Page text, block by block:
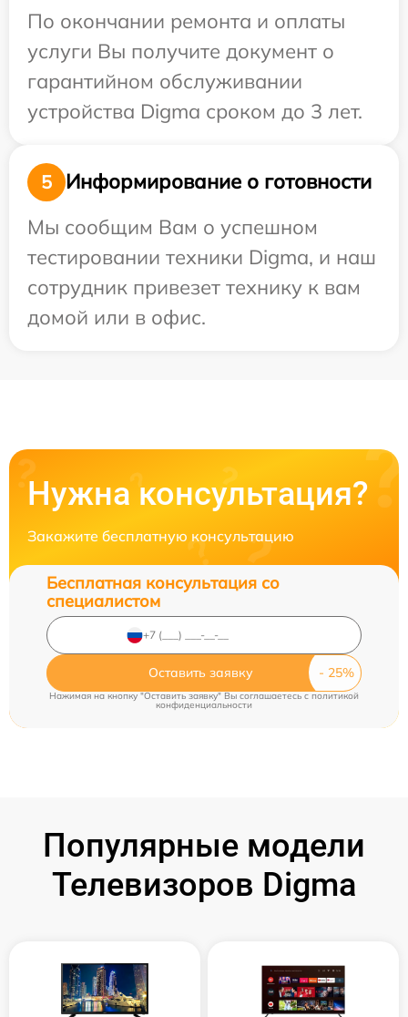
По окончании ремонта и оплаты
услуги Вы получите документ о
гарантийном обслуживании
устройства Digma сроком до 3 лет.
5
Информирование о готовности
Мы сообщим Вам о успешном
тестировании техники Digma, и наш
сотрудник привезет технику к вам
домой или в офис.
Нужна консультация?
Закажите бесплатную консультацию
Бесплатная консультация со
специалистом
Оставить заявку
Нажимая на кнопку "Оставить заявку" Вы соглашаетесь cполитикой
конфиденциальности
Популярные модели
Телевизоров Digma